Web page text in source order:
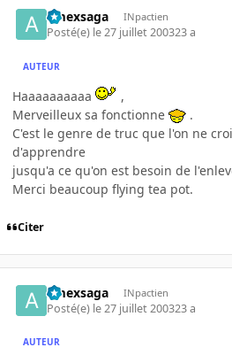
amexsaga INpactien
Posté(e) le 27 juillet 200323 a
AUTEUR
Haaaaaaaaaa
,
Merveilleux sa fonctionne
.
C'est le genre de truc que l'on ne
d'apprendre
jusqu'a ce qu'on est besoin de
Merci beaucoup flying tea pot.
Citer
amexsaga INpactien
Posté(e) le 27 juillet 200323 a
AUTEUR